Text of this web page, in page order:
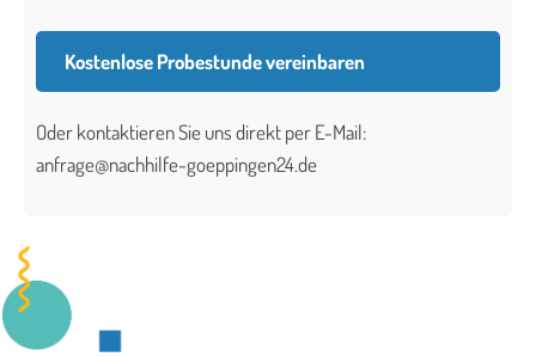
Kostenlose Probestunde vereinbaren
Oder kontaktieren Sie uns direkt per E-Mail:
anfrage@nachhilfe-goeppingen24.de